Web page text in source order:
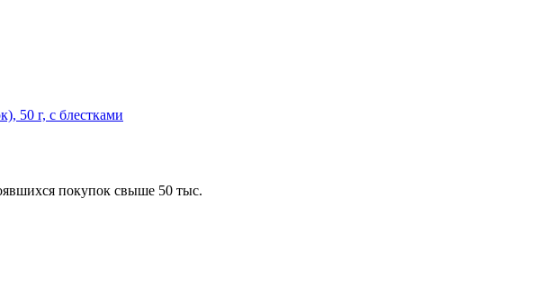
50 г, с блестками
покупок свыше 50 тыс.